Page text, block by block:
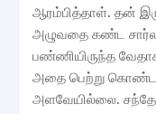
ஆரம்பித்தாள். தன்
அழுவதை கண்ட
பண்ணியிருந்த
அதை பெற்று
அளவேயில்லை.